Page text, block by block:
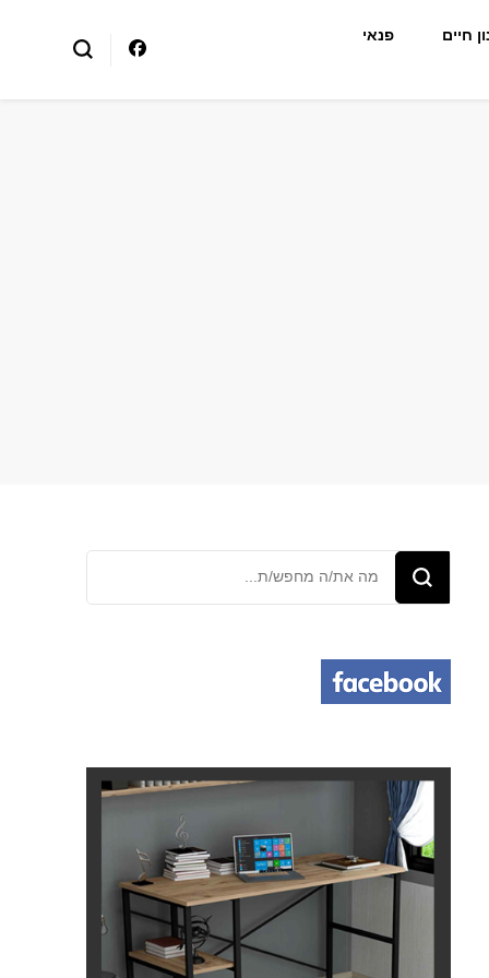
חיים פנאי
מחפש/ת
משהו?